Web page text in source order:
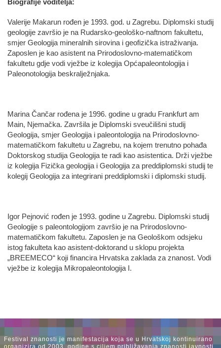
Biografije voditelja:
Valerije Makarun rođen je 1993. god. u Zagrebu. Diplomski studij
geologije završio je na Rudarsko-geološko-naftnom fakultetu,
smjer Geologija mineralnih sirovina i geofizička istraživanja.
Zaposlen je kao asistent na Prirodoslovno-matematičkom
fakultetu gdje vodi vježbe iz kolegija Općapaleontologija i
Paleonotologija beskralježnjaka.
Marina Čančar rođena je 1996. godine u gradu Frankfurt am
Main, Njemačka. Završila je Diplomski sveučilišni studij
Geologija, smjer Geologija i paleontologija na Prirodoslovno-
matematičkom fakultetu u Zagrebu, na kojem trenutno pohađa
Doktorskog studija Geologija te radi kao asistentica. Drži vježbe
iz kolegija Fizička geologija i Geologija za preddiplomski studij te
kolegij Geologija za integrirani preddiplomski i diplomski studij.
Igor Pejnović rođen je 1993. godine u Zagrebu. Diplomski studij
Geologije s paleontologijom završio je na Prirodoslovno-
matematičkom fakultetu. Zaposlen je na Geološkom odsjeku
istog fakulteta kao asistent-doktorand u sklopu projekta
„BREEMECO“ koji financira Hrvatska zaklada za znanost. Vodi
vježbe iz kolegija Mikropaleontologija I.
Festival znanosti je manifestacija koja se u Hrvatskoj kontinuirano
organizira od 2003. godine s ciljem približavanja znanosti javnosti